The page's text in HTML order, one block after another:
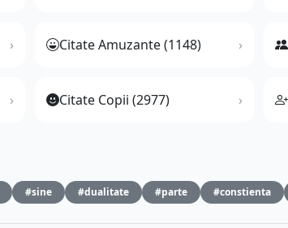
Citate Amuzante (1148)
Citate Copii (2977)
#sine #dualitate #parte #constienta